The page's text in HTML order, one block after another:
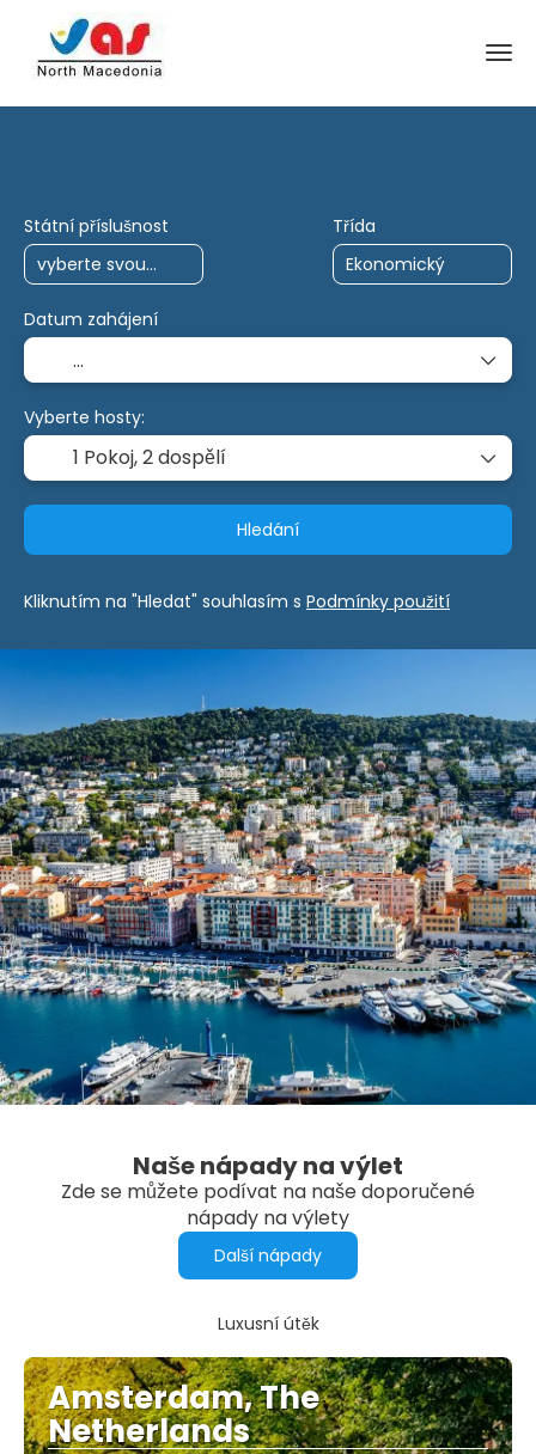
Státní příslušnost Třída
Datum zahájení
Vyberte hosty:
1 Pokoj,2 dospělí
Hledání
Kliknutím na "Hledat" souhlasím s Podmínky použití
Naše nápady na výlet
Zde se můžete podívat na naše doporučené
nápady na výlety
Další nápady
Luxusní útěk
Amsterdam, The
Netherlands